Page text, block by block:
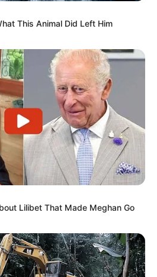
This Animal Did Left Him
Lilibet That Made Meghan Go